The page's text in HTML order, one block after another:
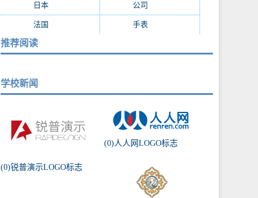
日本(199) 公司
法国 手表
推荐阅读
学校新闻
(0)锐普演示LOGO标志
(0)人人网LOGO标志